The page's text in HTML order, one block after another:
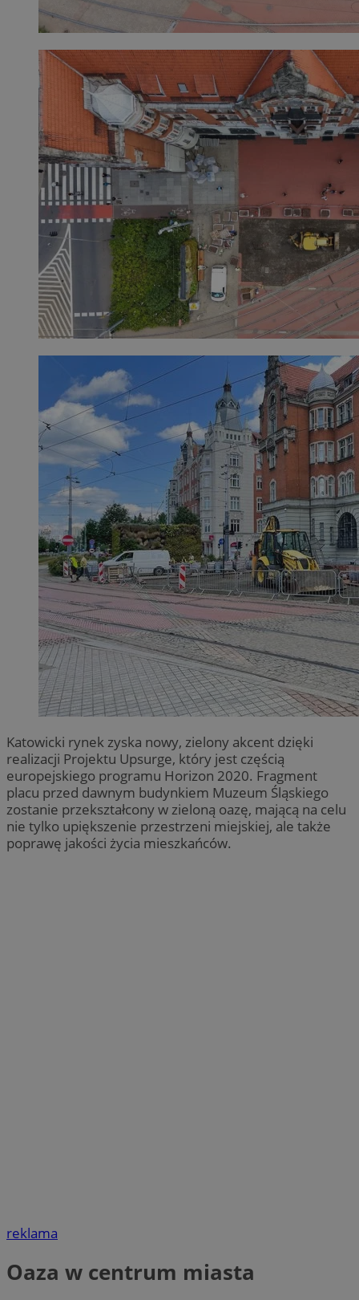
Katowicki rynek zyska nowy, zielony akcent dzięki
realizacji Projektu Upsurge, który jest częścią
europejskiego programu Horizon 2020. Fragment
placu przed dawnym budynkiem Muzeum Śląskiego
zostanie przekształcony w zieloną oazę, mającą na celu
nie tylko upiększenie przestrzeni miejskiej, ale także
poprawę jakości życia mieszkańców.
reklama
Oaza w centrum miasta